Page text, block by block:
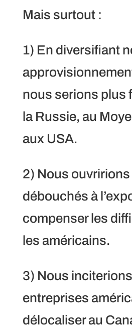
Mais surtout :
1) En diversifiant
nous serions plus
la Russie, au
aux USA.
2) Nous ouvririons
débouchés à
compenser les
les américains.
3) Nous
entreprises
délocaliser au